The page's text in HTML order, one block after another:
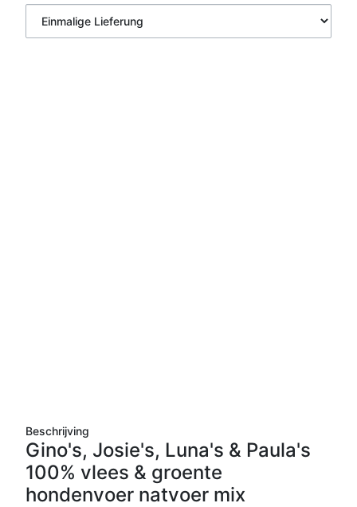
Beschrijving
Gino's, Josie's, Luna's & Paula's
100% vlees & groente
hondenvoer natvoer mix